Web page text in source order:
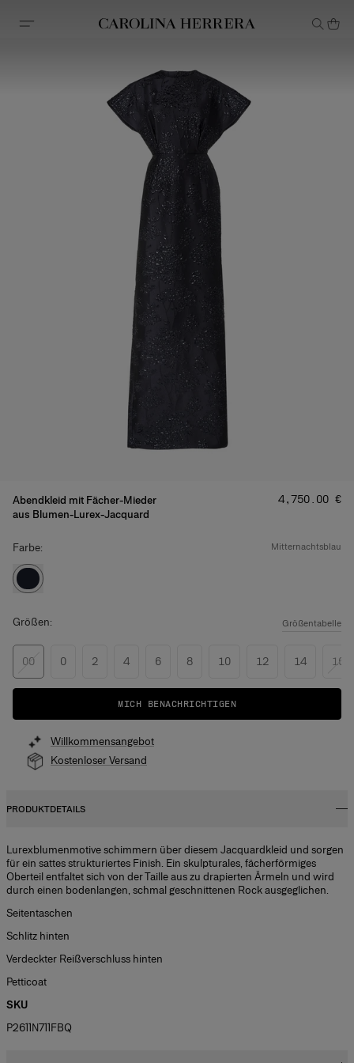
Erklärung zur Barrierefreiheit (Link)
Abendkleid mit Fächer-Mieder
aus Blumen-Lurex-Jacquard
Preis:
‌4,750.00 €
Farbe: mitternachtsblau
Größen: Größentabelle
00 0 2 4 6 8 10 12 14 16
MICH BENACHRICHTIGEN
Willkommensangebot
Kostenloser Versand
PRODUKTDETAILS
Lurexblumenmotive schimmern über diesem Jacquardkleid und sorgen
für ein sattes strukturiertes Finish. Ein skulpturales, fächerförmiges
Oberteil entfaltet sich von der Taille aus zu drapierten Ärmeln und wird
durch einen bodenlangen, schmal geschnittenen Rock ausgeglichen.
Seitentaschen
Schlitz hinten
Verdeckter Reißverschluss hinten
Petticoat
SKU
P2611N711FBQ